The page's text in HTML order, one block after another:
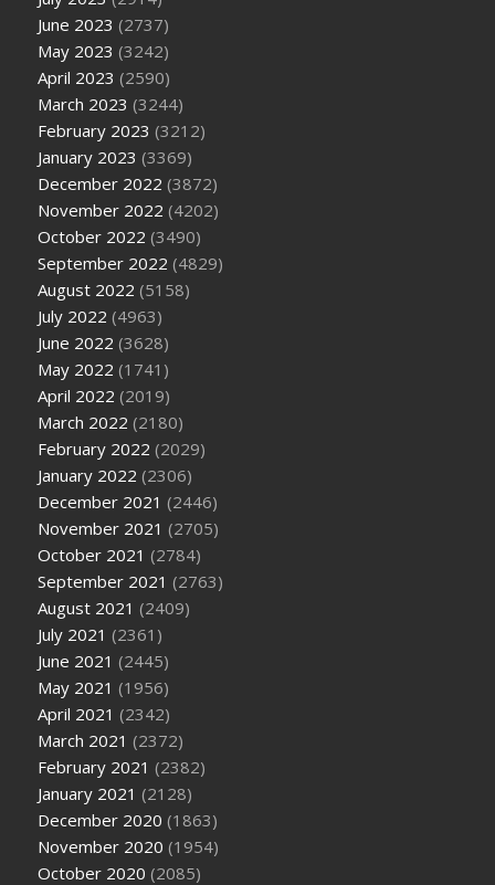
June 2023 (2737)
May 2023 (3242)
April 2023 (2590)
March 2023 (3244)
February 2023 (3212)
January 2023 (3369)
December 2022 (3872)
November 2022 (4202)
October 2022 (3490)
September 2022 (4829)
August 2022 (5158)
July 2022 (4963)
June 2022 (3628)
May 2022 (1741)
April 2022 (2019)
March 2022 (2180)
February 2022 (2029)
January 2022 (2306)
December 2021 (2446)
November 2021 (2705)
October 2021 (2784)
September 2021 (2763)
August 2021 (2409)
July 2021 (2361)
June 2021 (2445)
May 2021 (1956)
April 2021 (2342)
March 2021 (2372)
February 2021 (2382)
January 2021 (2128)
December 2020 (1863)
November 2020 (1954)
October 2020 (2085)